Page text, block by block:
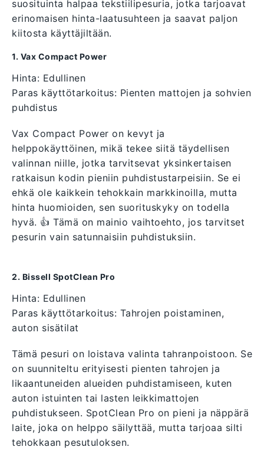
suosituinta halpaa tekstiilipesuria, jotka tarjoavat
erinomaisen hinta-laatusuhteen ja saavat paljon
kiitosta käyttäjiltään.
1. Vax Compact Power
Hinta: Edullinen
Paras käyttötarkoitus: Pienten mattojen ja sohvien
puhdistus
Vax Compact Power on kevyt ja
helppokäyttöinen, mikä tekee siitä täydellisen
valinnan niille, jotka tarvitsevat yksinkertaisen
ratkaisun kodin pieniin puhdistustarpeisiin. Se ei
ehkä ole kaikkein tehokkain markkinoilla, mutta
hinta huomioiden, sen suorituskyky on todella
hyvä. 👍 Tämä on mainio vaihtoehto, jos tarvitset
pesurin vain satunnaisiin puhdistuksiin.
2. Bissell SpotClean Pro
Hinta: Edullinen
Paras käyttötarkoitus: Tahrojen poistaminen,
auton sisätilat
Tämä pesuri on loistava valinta tahranpoistoon. Se
on suunniteltu erityisesti pienten tahrojen ja
likaantuneiden alueiden puhdistamiseen, kuten
auton istuinten tai lasten leikkimattojen
puhdistukseen. SpotClean Pro on pieni ja näppärä
laite, joka on helppo säilyttää, mutta tarjoaa silti
tehokkaan pesutuloksen.